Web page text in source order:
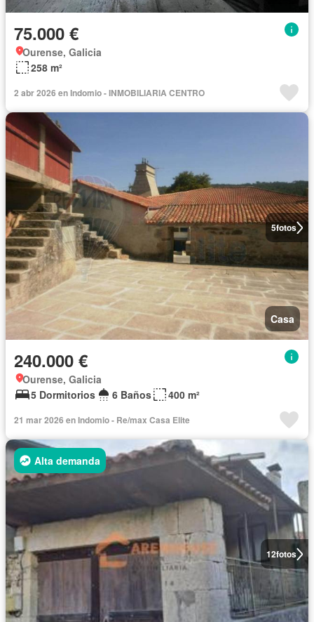
75.000 €
Ourense, Galicia
258 m²
2 abr 2026 en Indomio - INMOBILIARIA CENTRO
5fotos
Casa
240.000 €
Ourense, Galicia
5 Dormitorios
6 Baños 400 m²
21 mar 2026 en Indomio - Re/max Casa Elite
12fotos
Alta demanda